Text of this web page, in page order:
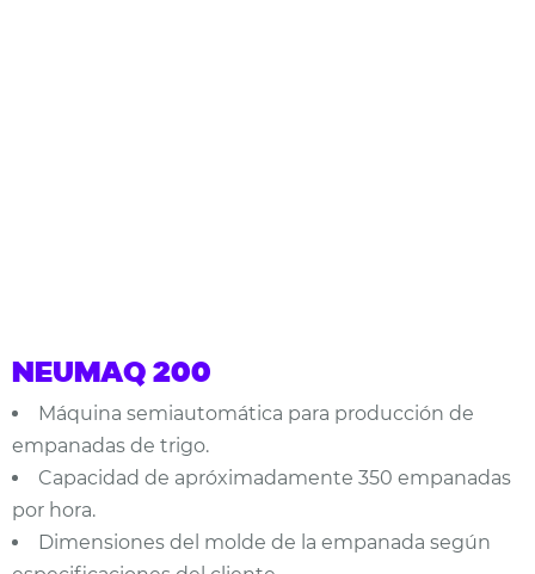
NEUMAQ 200
Máquina semiautomática para producción de
empanadas de trigo.
Capacidad de apróximadamente 350 empanadas
por hora.
Dimensiones del molde de la empanada según